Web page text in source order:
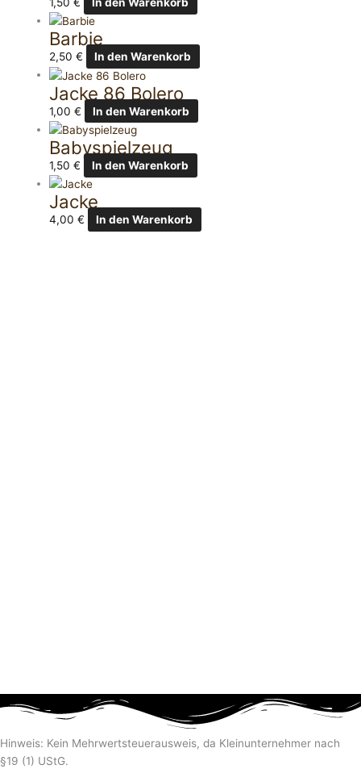
Barbie
2,50€ In den Warenkorb
Jacke 86 Bolero
1,00€ In den Warenkorb
Babyspielzeug
1,50€ In den Warenkorb
Jacke
4,00€ In den Warenkorb
Hinweis: Kein Mehrwertsteuerausweis, da Kleinunternehmer nach
§19 (1) UStG.